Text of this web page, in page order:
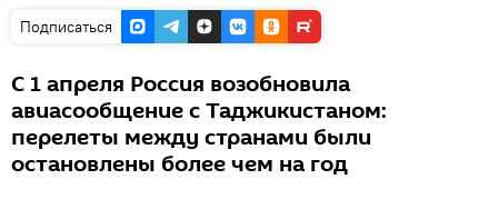
Подписаться
С 1 апреля Россия возобновила
авиасообщение с Таджикистаном:
перелеты между странами были
остановлены более чем на год